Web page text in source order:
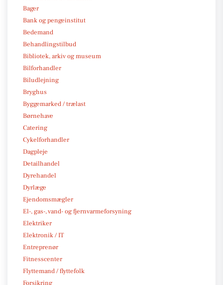
Bager
Bank og pengeinstitut
Bedemand
Behandlingstilbud
Bibliotek, arkiv og museum
Bilforhandler
Biludlejning
Bryghus
Byggemarked / trælast
Børnehave
Catering
Cykelforhandler
Dagpleje
Detailhandel
Dyrehandel
Dyrlæge
Ejendomsmægler
El-, gas-, vand- og fjernvarmeforsyning
Elektriker
Elektronik / IT
Entreprenør
Fitnesscenter
Flyttemand / flyttefolk
Forsikring